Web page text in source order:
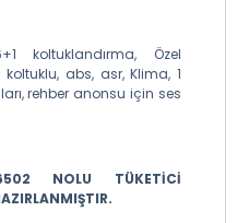
koltuklandırma, Özel
abs, asr, Klima, 1
rehber anonsu için ses
NOLU TÜKETİCİ